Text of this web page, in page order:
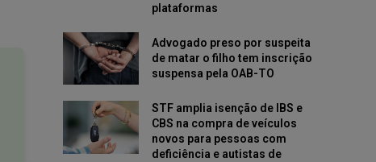
plataformas
Advogado preso por suspeita
de matar o filho tem inscrição
suspensa pela OAB-TO
STF amplia isenção de IBS e
CBS na compra de veículos
novos para pessoas com
deficiência e autistas de